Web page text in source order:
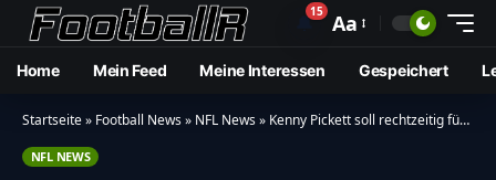
🔔15 Aa
Home Mein Feed Meine Interessen Gespeichert
Startseite» Football News» NFL News» Kenny Pickett soll rechtzeitig für Spiel gegen Raiders einsatzbereit sein
NFL NEWS